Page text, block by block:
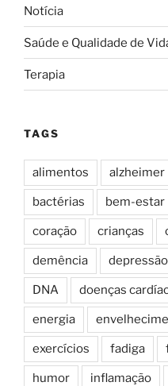
Notícia
Saúde e Qualidade de
Terapia
TAGS
alimentos alzheimer
bactérias bem-estar
coração crianças
demência depressão
DNA doenças
energia
exercícios fadiga
humor inflamação